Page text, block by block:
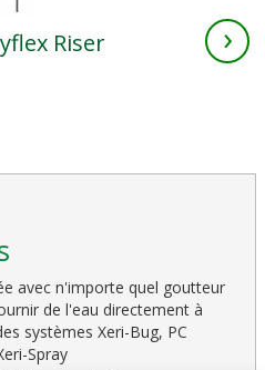
Riser ›
avec n'importe quel goutteur
de l'eau directement à
systèmes Xeri-Bug, PC
Spray